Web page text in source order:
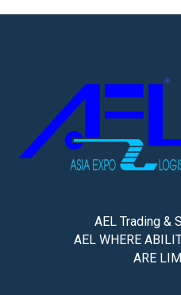
AEL Trading &
AEL WHERE
ARE